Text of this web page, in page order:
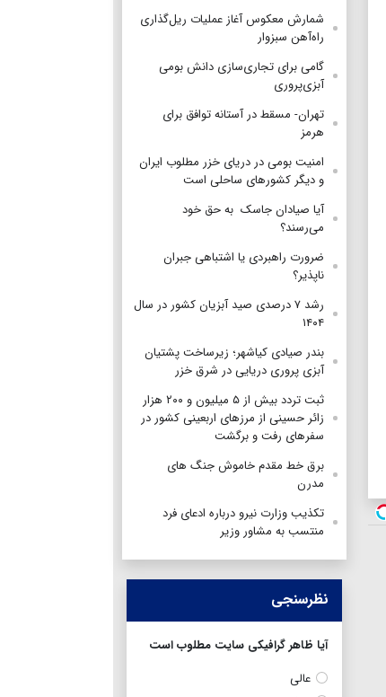
شمارش معکوس آغاز عملیات ریل‌گذاری
راه‌آهن سبزوار
گامی برای تجاری‌سازی دانش بومی
آبزی‌پروری
تهران- مسقط در آستانه توافق برای
هرمز
امنیت بومی در دریای خزر مطلوب ایران
و دیگر کشورهای ساحلی است
آیا صیادان جاسک به حق خود
می‌رسند؟
ضرورت راهبردی یا اشتباهی جبران
ناپذیر؟
رشد ۷ درصدی صید آبزیان کشور در سال
۱۴۰۴
بندر صیادی کیاشهر؛ زیرساخت پشتیان
آبزی پروری دریایی در شرق خزر
ثبت تردد بیش از ۵ میلیون و ۲۰۰ هزار
زائر حسینی از مرزهای اربعینی کشور در
سفرهای رفت و برگشت
برق خط مقدم خاموش جنگ های
مدرن
تکذیب وزارت نیرو درباره ادعای فرد
منتسب به مشاور وزیر
نظرسنجی
آیا ظاهر گرافیکی سایت مطلوب است
عالی